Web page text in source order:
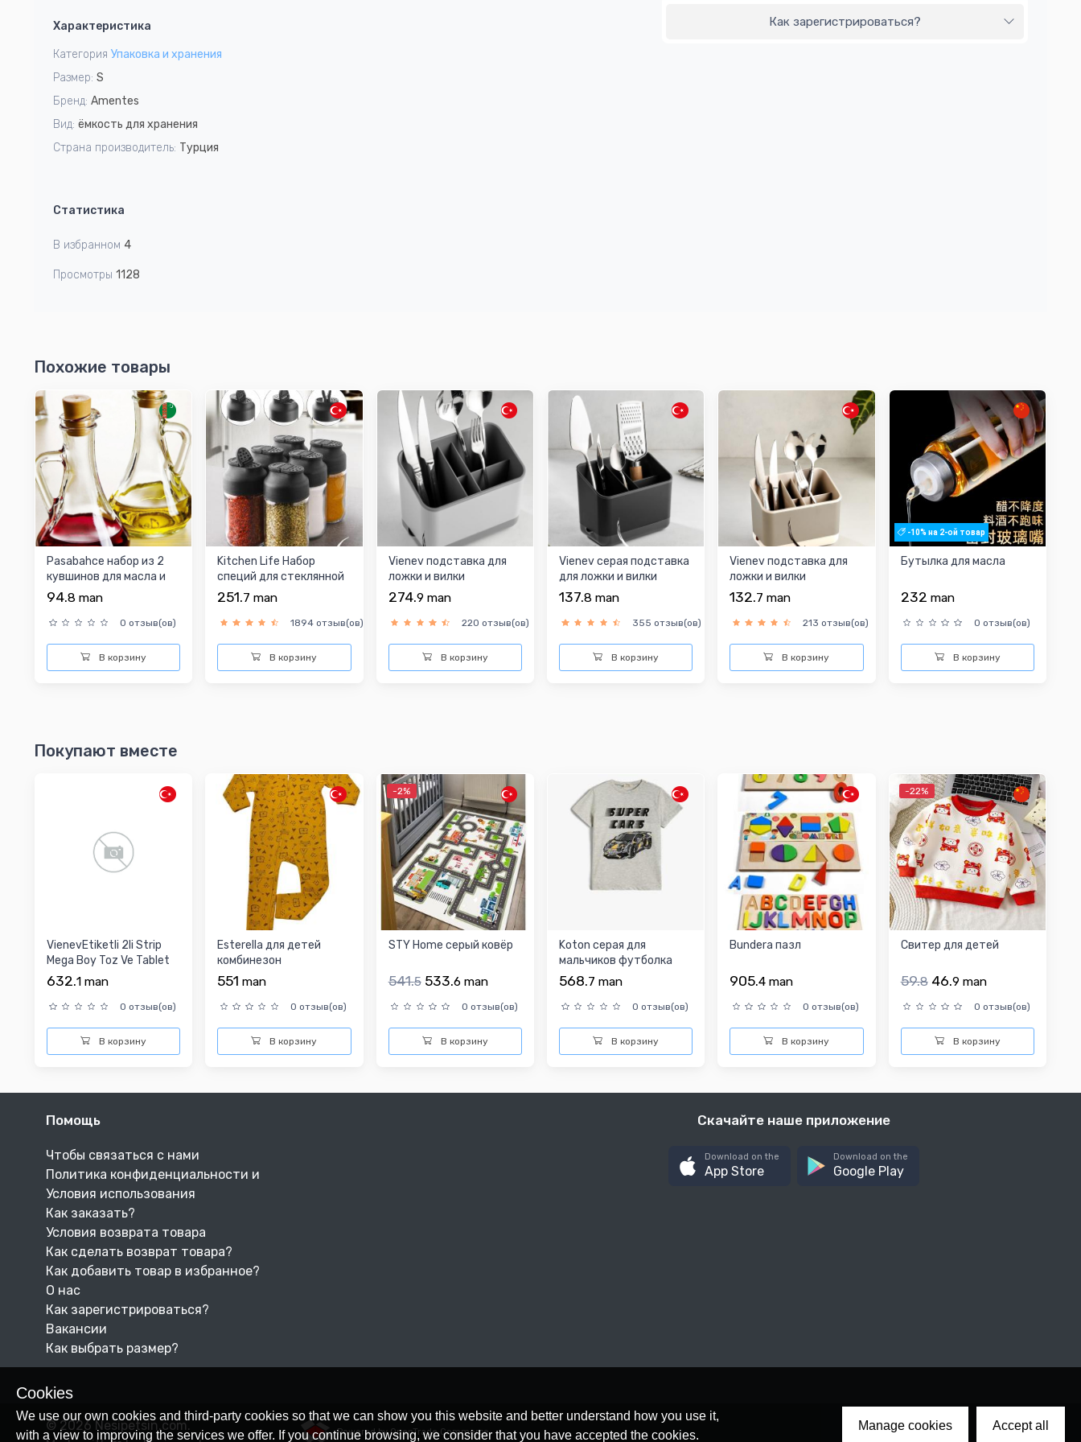
1
Характеристика
Категория Упаковка и хранения
Размер: S
Бренд: Amentes
Вид: ёмкость для хранения
Страна производитель: Турция
Статистика
В избранном 4
Просмотры 1128
Как зарегистрироваться?
Похожие товары
Pasabahce набор из 2
кувшинов для масла и
уксуса с крышками ...
94.8 man
0 отзыв(ов)
В корзину
Kitchen Life Набор
специй для стеклянной
солонки из 6 предме...
251.7 man
1894 отзыв(ов)
В корзину
Vienev подставка для
ложки и вилки
274.9 man
220 отзыв(ов)
В корзину
Vienev серая подставка
для ложки и вилки
137.8 man
355 отзыв(ов)
В корзину
Vienev подставка для
ложки и вилки
132.7 man
213 отзыв(ов)
В корзину
-10% на 2-ой товар
Бутылка для масла
232 man
0 отзыв(ов)
В корзину
Покупают вместе
VienevEtiketli 2li Strip
Mega Boy Toz Ve Tablet
Deterjan Sak...
632.1 man
0 отзыв(ов)
В корзину
Esterella для детей
комбинезон
551man
0 отзыв(ов)
В корзину
-2%
STY Home серый ковёр
541.5 533.6 man
0 отзыв(ов)
В корзину
Koton серая для
мальчиков футболка
568.7 man
0 отзыв(ов)
В корзину
Bundera пазл
905.4 man
0 отзыв(ов)
В корзину
-22%
Свитер для детей
59.8 46.9 man
0 отзыв(ов)
В корзину
Cookies
We use our own cookies and third-party cookies so that we can show you this website and better understand how you use it,
with a view to improving the services we offer. If you continue browsing, we consider that you have accepted the cookies.
Manage cookies Accept all
Помощь
Чтобы связаться с нами
Политика конфиденциальности и
Условия использования
Как заказать?
Условия возврата товара
Как сделать возврат товара?
Как добавить товар в избранное?
О нас
Как зарегистрироваться?
Вакансии
Как выбрать размер?
Скачайте наше приложение
Download on the
App Store
Download on the
Google Play
© 2026 Nesipetsin.com.
Powered by OpenTrade Commerce